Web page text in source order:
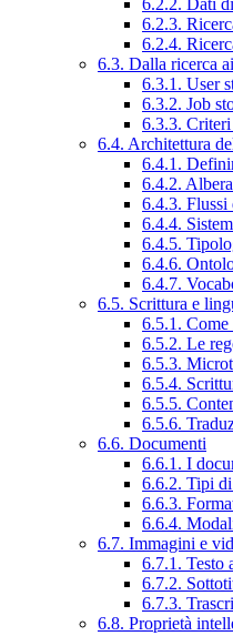
6.2.3.
6.2.4.
6.3. Dalla ricerca
6.3.1. User
6.3.2. Job
6.3.3.
6.4. Architettura
6.4.1.
6.4.2.
6.4.3. Flussi
6.4.4.
6.4.5.
6.4.6.
6.4.7.
6.5. Scrittura e
6.5.1. Come
6.5.2. Le
6.5.3.
6.5.4.
6.5.5.
6.5.6.
6.6. Documenti
6.6.1. I
6.6.2. Tipi
6.6.3.
6.6.4.
6.7. Immagini e
6.7.1. Testo
6.7.2.
6.7.3.
6.8. Proprietà